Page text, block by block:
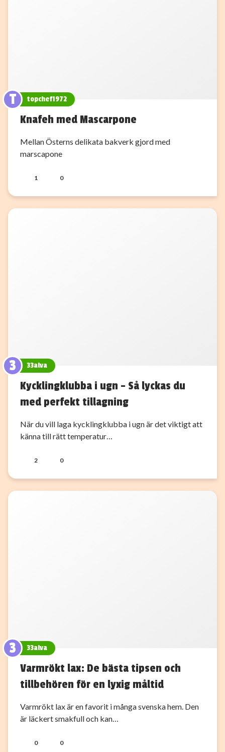
T topchef1972
Knafeh med Mascarpone
Mellan Österns delikata bakverk gjord med
marscapone
1 0
3 33alva
Kycklingklubba i ugn – Så lyckas du
med perfekt tillagning
När du vill laga kycklingklubba i ugn är det viktigt att
känna till rätt temperatur…
2 0
3 33alva
Varmrökt lax: De bästa tipsen och
tillbehören för en lyxig måltid
Varmrökt lax är en favorit i många svenska hem. Den
är läckert smakfull och kan…
0 0